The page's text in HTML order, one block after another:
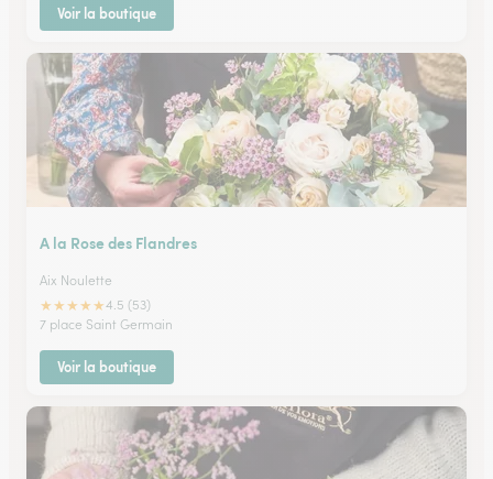
Voir la boutique
A la Rose des Flandres
Aix Noulette
★★★★★4.5 (53)
7 place Saint Germain
Voir la boutique